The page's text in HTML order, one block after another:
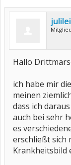
Mitglied
Hallo
ich habe mir
meinen
dass ich
auch bei sehr
es
erschließt sich
Krankheitsbild